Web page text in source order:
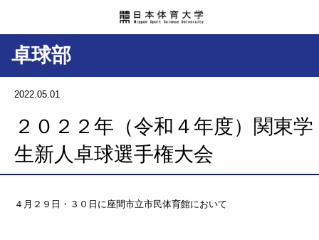
卓球部
2022.05.01
２０２２年（令和４年度）関東学
生新人卓球選手権大会
４月２９日・３０日に座間市立市民体育館において